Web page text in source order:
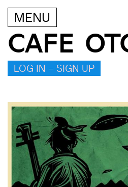
MENU
CAFE
LOG IN – SIGN UP